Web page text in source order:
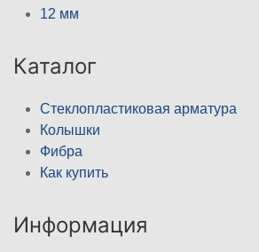
12 мм
Каталог
Стеклопластиковая арматура
Колышки
Фибра
Как купить
Информация